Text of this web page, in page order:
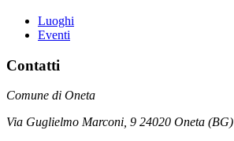
Luoghi
Eventi
Contatti
Comune di Oneta
Via Guglielmo Marconi, 9 24020 Oneta (BG)